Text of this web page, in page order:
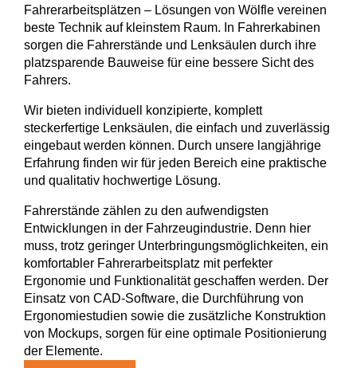
Fahrerarbeitsplätzen – Lösungen von Wölfle vereinen
beste Technik auf kleinstem Raum. In Fahrerkabinen
sorgen die Fahrerstände und Lenksäulen durch ihre
platzsparende Bauweise für eine bessere Sicht des
Fahrers.
Wir bieten individuell konzipierte, komplett
steckerfertige Lenksäulen, die einfach und zuverlässig
eingebaut werden können. Durch unsere langjährige
Erfahrung finden wir für jeden Bereich eine praktische
und qualitativ hochwertige Lösung.
Fahrerstände zählen zu den aufwendigsten
Entwicklungen in der Fahrzeugindustrie. Denn hier
muss, trotz geringer Unterbringungsmöglichkeiten, ein
komfortabler Fahrerarbeitsplatz mit perfekter
Ergonomie und Funktionalität geschaffen werden. Der
Einsatz von CAD-Software, die Durchführung von
Ergonomiestudien sowie die zusätzliche Konstruktion
von Mockups, sorgen für eine optimale Positionierung
der Elemente.